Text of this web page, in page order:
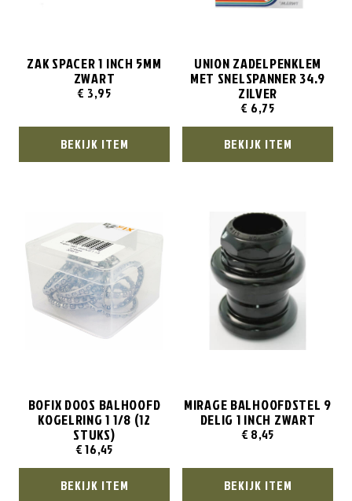
ZAK SPACER 1 INCH 5MM
ZWART
€ 3,95
BEKIJK ITEM
UNION ZADELPENKLEM
MET SNELSPANNER 34.9
ZILVER
€ 6,75
BEKIJK ITEM
BOFIX DOOS BALHOOFD
KOGELRING 1 1/8 (12
STUKS)
€16,45
BEKIJK ITEM
MIRAGE BALHOOFDSTEL 9
DELIG 1 INCH ZWART
€ 8,45
BEKIJK ITEM